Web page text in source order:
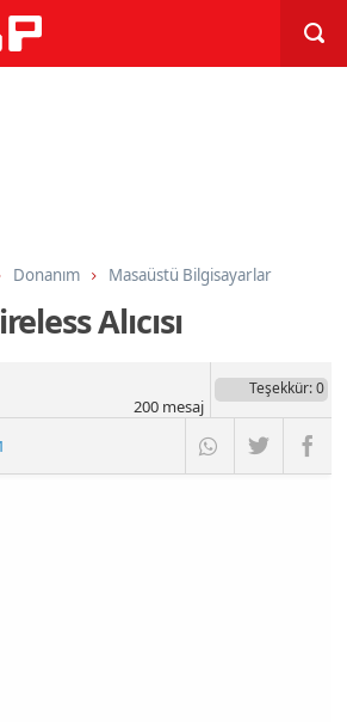
Donanım Masaüstü Bilgisayarlar
Alıcısı
Teşekkür: 0
200mesaj